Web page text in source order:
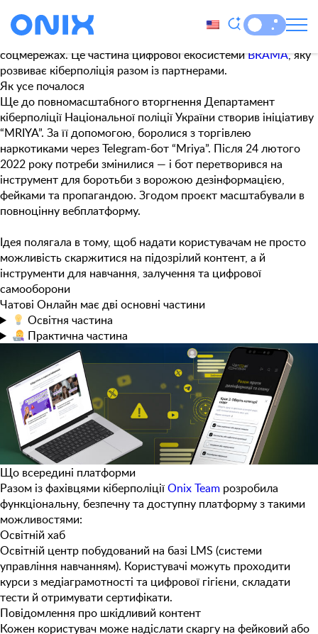
Чатові Онлайн— платформа, яка допомагає боротися з
фейками, кібербулінгом і шкідливим контентом у
соцмережах. Це частина цифрової екосистемиBRAMA, яку
розвиває кіберполіція разом із партнерами.
Як усе почалося
Ще до повномасштабного вторгнення Департамент
кіберполіції Національної поліції України створив ініціативу
“MRIYA”. За її допомогою, боролися з торгівлею
наркотиками через Telegram-бот “Mriya”. Після 24 лютого
2022 року потреби змінилися — і бот перетворився на
інструмент для боротьби з ворожою дезінформацією,
фейками та пропагандою. Згодом проєкт масштабували в
повноцінну вебплатформу.
Ідея полягала в тому, щоб надати користувачам не просто
можливість скаржитися на підозрілий контент, а й
інструменти для навчання, залучення та цифрової
самооборони
Чатові Онлайн має дві основні частини
Освітня частина
Практична частина
Що всередині платформи
Разом із фахівцями кіберполіціїOnix Team розробила
функціональну, безпечну та доступну платформу з такими
можливостями:
Освітній хаб
Освітній центр побудований на базі LMS (системи
управління навчанням). Користувачі можуть проходити
курси з медіаграмотності та цифрової гігієни, складати
тести й отримувати сертифікати.
Повідомлення про шкідливий контент
Кожен користувач може надіслати скаргу на фейковий або